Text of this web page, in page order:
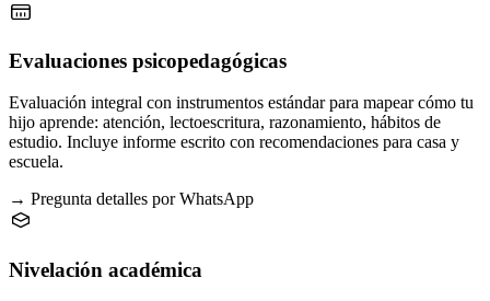
Evaluaciones psicopedagógicas
Evaluación integral con instrumentos estándar para mapear cómo tu
hijo aprende: atención, lectoescritura, razonamiento, hábitos de
estudio. Incluye informe escrito con recomendaciones para casa y
escuela.
→ Pregunta detalles por WhatsApp
Nivelación académica